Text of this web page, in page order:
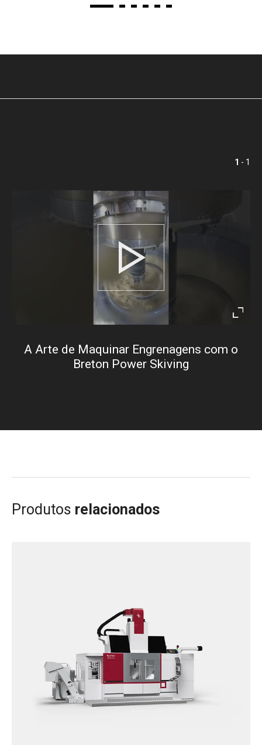
1 - 1
Play
A Arte de Maquinar Engrenagens com o
Breton Power Skiving
Produtos relacionados